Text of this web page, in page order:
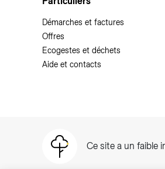
Démarches et factures
Offres
Ecogestes et déchets
Aide et contacts
Ce site a un faible